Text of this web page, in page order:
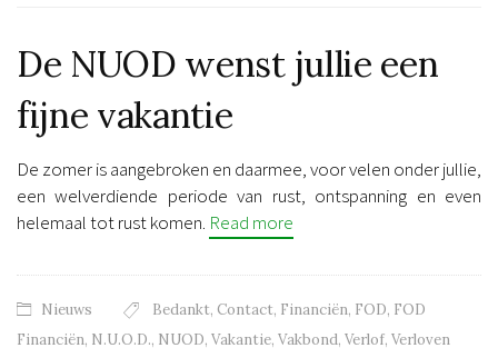
De NUOD wenst jullie een
fijne vakantie
De zomer is aangebroken en daarmee, voor velen onder jullie,
een welverdiende periode van rust, ontspanning en even
helemaal tot rust komen. Read more
Nieuws Bedankt, Contact, Financiën, FOD, FOD
Financiën, N.U.O.D., NUOD, Vakantie, Vakbond, Verlof, Verloven